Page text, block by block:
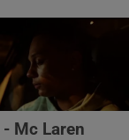
- Mc Laren